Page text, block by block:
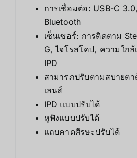
การเชื่อมต่อ: USB-C
Bluetooth
เซ็นเซอร์: การติดตาม
G, ไจโรสโคป, ความใกล้
IPD
สามารภปรับตามสบายตา
เลนส์
IPD แบบปรับได้
หูฟังแบบปรับได้
แถบคาดศีรษะปรับได้